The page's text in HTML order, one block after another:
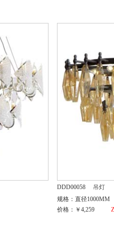
DDD00058
吊灯
规格：直径1000MM
价格：￥4,259